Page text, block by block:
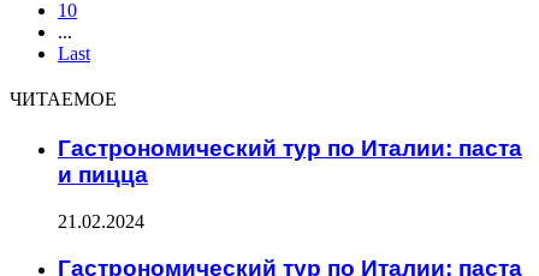
10
...
Last
ЧИТАЕМОЕ
Гастрономический тур по Италии: паста
и пицца
21.02.2024
Гастрономический тур по Италии: паста